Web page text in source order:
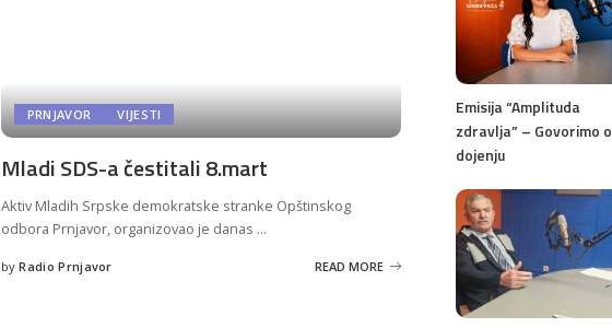
PRNJAVOR VIJESTI
Mladi SDS-a čestitali 8.mart
Aktiv Mladih Srpske demokratske stranke Opštinskog
odbora Prnjavor, organizovao je danas ...
Posted
by Radio Prnjavor READ MORE
Emisija “Amplituda
zdravlja” – Govorimo o
dojenju